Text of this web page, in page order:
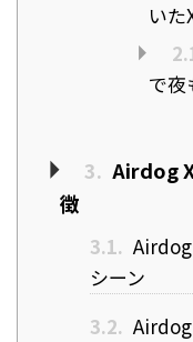
いた
で夜
3. Airdog
徴
3.1.
シーン
3.2.